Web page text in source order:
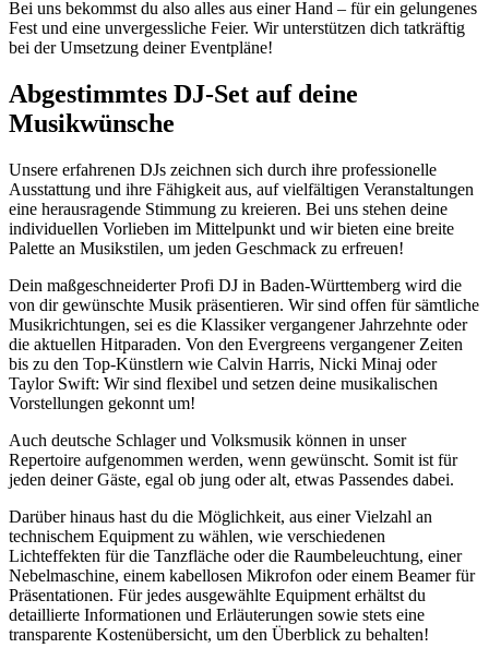
Bei uns bekommst du also alles aus einer Hand – für ein gelungenes
Fest und eine unvergessliche Feier. Wir unterstützen dich tatkräftig
bei der Umsetzung deiner Eventpläne!
Abgestimmtes DJ-Set auf deine
Musikwünsche
Unsere erfahrenen DJs zeichnen sich durch ihre professionelle
Ausstattung und ihre Fähigkeit aus, auf vielfältigen Veranstaltungen
eine herausragende Stimmung zu kreieren. Bei uns stehen deine
individuellen Vorlieben im Mittelpunkt und wir bieten eine breite
Palette an Musikstilen, um jeden Geschmack zu erfreuen!
Dein maßgeschneiderter Profi DJ in Baden-Württemberg wird die
von dir gewünschte Musik präsentieren. Wir sind offen für sämtliche
Musikrichtungen, sei es die Klassiker vergangener Jahrzehnte oder
die aktuellen Hitparaden. Von den Evergreens vergangener Zeiten
bis zu den Top-Künstlern wie Calvin Harris, Nicki Minaj oder
Taylor Swift: Wir sind flexibel und setzen deine musikalischen
Vorstellungen gekonnt um!
Auch deutsche Schlager und Volksmusik können in unser
Repertoire aufgenommen werden, wenn gewünscht. Somit ist für
jeden deiner Gäste, egal ob jung oder alt, etwas Passendes dabei.
Darüber hinaus hast du die Möglichkeit, aus einer Vielzahl an
technischem Equipment zu wählen, wie verschiedenen
Lichteffekten für die Tanzfläche oder die Raumbeleuchtung, einer
Nebelmaschine, einem kabellosen Mikrofon oder einem Beamer für
Präsentationen. Für jedes ausgewählte Equipment erhältst du
detaillierte Informationen und Erläuterungen sowie stets eine
transparente Kostenübersicht, um den Überblick zu behalten!